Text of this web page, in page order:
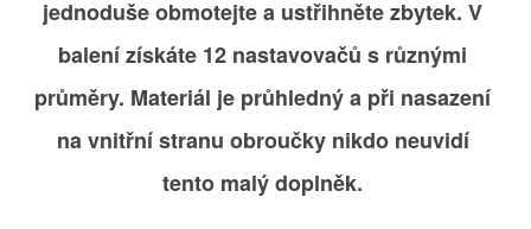
jednoduše obmotejte a ustřihněte zbytek. V
balení získáte 12 nastavovačů s různými
průměry. Materiál je průhledný a při nasazení
na vnitřní stranu obroučky nikdo neuvidí
tento malý doplněk.